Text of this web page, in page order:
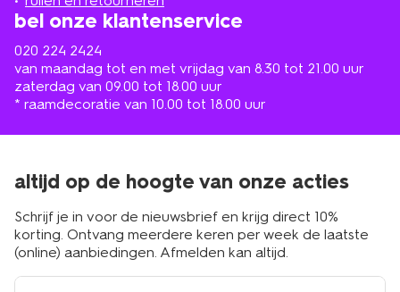
bel onze klantenservice
020 224 2424
van maandag tot en met vrijdag van 8.30 tot 21.00 uur
zaterdag van 09.00 tot 18.00 uur
* raamdecoratie van 10.00 tot 18.00 uur
altijd op de hoogte van onze acties
Schrijf je in voor de nieuwsbrief en krijg direct 10%
korting. Ontvang meerdere keren per week de laatste
(online) aanbiedingen. Afmelden kan altijd.
e-